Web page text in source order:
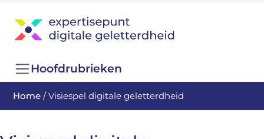
Hoofdrubrieken
Home /Visiespel digitale geletterdheid